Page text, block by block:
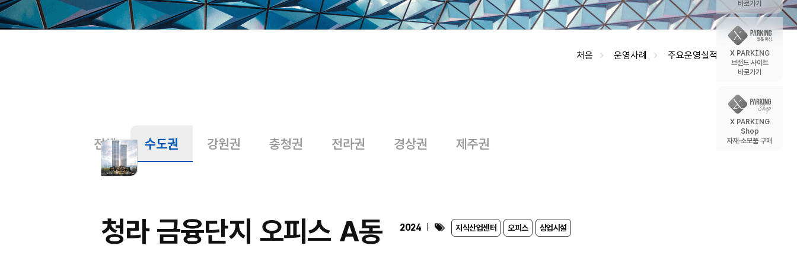
처음 운영사례 주요운영실적
전체 수도권 강원권 충청권 전라권 경상권 제주권
청라 금융단지 오피스 A동 2024 지식산업센터 오피스 상업시설
바로가기
X PARKING
브랜드 사이트
바로가기
X PARKING
Shop
자재·소모품 구매